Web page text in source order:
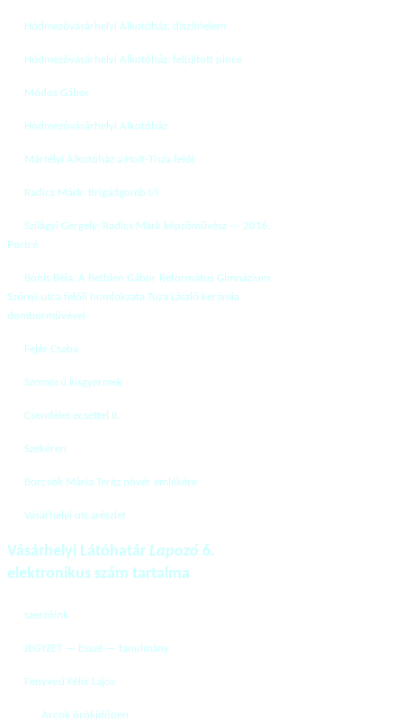
Hódmezővásárhelyi Alkotóház: díszítőelem
Hódmezővásárhelyi Alkotóház: felújított pince
Módos Gábor
Hódmezővásárhelyi Alkotóház
Mártélyi Alkotóház a Holt-Tisza felől
Radics Márk: Brigádgömb I/I
Szilágyi Gergely: Radics Márk képzőművész — 2016.
Portré
Bónis Béla: A Bethlen Gábor Református Gimnázium
Szőnyi utca felőli homlokzata Tuza László kerámia
domborművével
Fejér Csaba
Szomorú kisgyermek
Csendélet ecsettel II.
Szekéren
Börcsök Mária Teréz nővér emlékére
Vásárhelyi utcarészlet
Vásárhelyi Látóhatár Lapozó 6.
elektronikus szám tartalma
szerzőink
JEGYZET — Esszé — tanulmány
Fenyvesi Félix Lajos
Arcok örökidőben